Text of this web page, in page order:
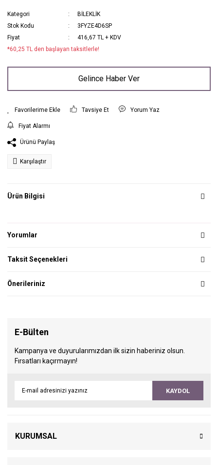
Kategori
BİLEKLİK
Stok Kodu
3FYZE4D6SP
Fiyat
416,67 TL + KDV
*60,25 TL den başlayan taksitlerle!
Gelince Haber Ver
Tavsiye Et Yorum Yaz
Fiyat Alarmı
Ürünü Paylaş
Karşılaştır
Ürün Bilgisi
Yorumlar
Taksit Seçenekleri
Önerileriniz
E-Bülten
Kampanya ve duyurularımızdan ilk sizin haberiniz olsun.
Fırsatları kaçırmayın!
KAYDOL
KURUMSAL